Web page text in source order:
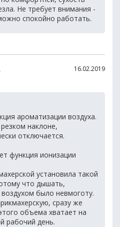
Не требует внимания -
спокойно работать.
16.02.2019
ароматизации воздуха.
наклоне,
отключается.
функция ионизации
установила такой
что дышать,
было невмоготу.
сразу же
объема хватает на
рабочий день.